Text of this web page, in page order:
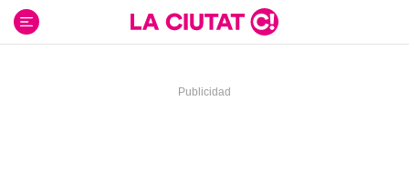
contenido